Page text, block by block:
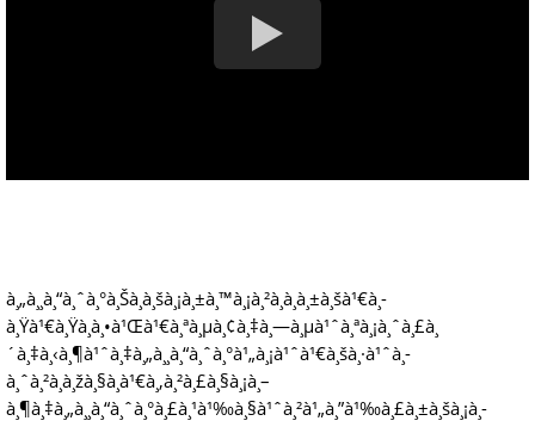
à¸„à¸¸à¸“à¸ˆà¸°à¸Šà¸­à¸šà¸¡à¸±à¸™à¸¡à¸²à¸à¸à¸±à¸šà¹€à¸­
à¸Ÿà¹€à¸Ÿà¸à¸•à¹Œà¹€à¸ªà¸µà¸¢à¸‡à¸—à¸µà¹ˆà¸ªà¸¡à¸ˆà¸£à¸
´à¸‡à¸‹à¸¶à¹ˆà¸‡à¸„à¸¸à¸“à¸ˆà¸°à¹„à¸¡à¹ˆà¹€à¸šà¸·à¹ˆà¸­
à¸ˆà¸²à¸à¸žà¸§à¸à¹€à¸‚à¸²à¸£à¸§à¸¡à¸–
à¸¶à¸‡à¸„à¸¸à¸“à¸ˆà¸°à¸£à¸¹à¹‰à¸§à¹ˆà¸²à¹„à¸”à¹‰à¸£à¸±à¸šà¸¡à¸­